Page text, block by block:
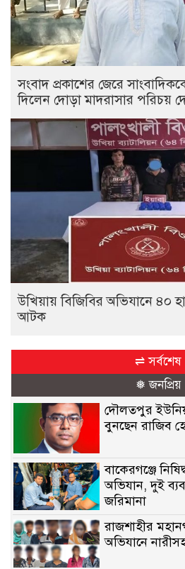
সংবাদ প্রকাশের জেরে
দিলেন দোড়া মাদরাসার পরিচয়
উখিয়ায় বিজিবির অভিযানে ৪০
আটক
⇌ সর্বশেষ
❅ জনপ্রিয়
দৌলতপুর
বুনছেন রাজিব
বাকেরগঞ্জে
অভিযান, দুই
জরিমানা
রাজশাহীর
অভিযানে